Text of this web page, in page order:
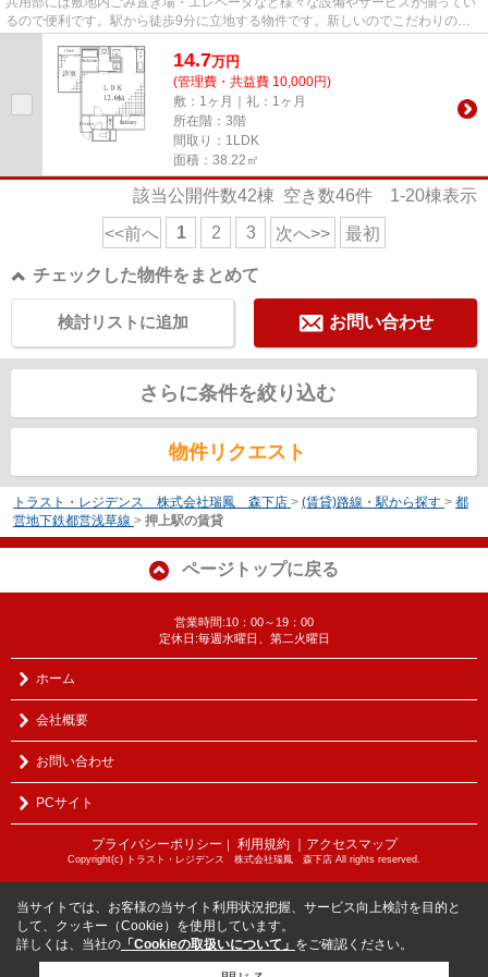
るので便利です。駅から徒歩9分に立地する物件です。新しいのでこだわりの多
14.7万円
(管理費・共益費 10,000円)
敷：1ヶ月｜礼：1ヶ月
所在階：3階
間取り：1LDK
面積：38.22㎡
該当公開件数42棟 空き数46件 1-20棟表示
<<前へ 1 2 3 次へ>> 最初
チェックした物件をまとめて
お問い合わせ
検討リストに追加
さらに条件を絞り込む
物件リクエスト
トラスト・レジデンス 株式会社瑞鳳 森下店 > (賃貸)路線・駅から探す > 都
営地下鉄都営浅草線 > 押上駅の賃貸
ページトップに戻る
営業時間:10：00～19：00
定休日:毎週水曜日、第二火曜日
ホーム
会社概要
お問い合わせ
PCサイト
プライバシーポリシー ｜ 利用規約 ｜アクセスマップ
Copyright(c) トラスト・レジデンス 株式会社瑞鳳 森下店 All rights reserved.
当サイトでは、お客様の当サイト利用状況把握、サービス向上検討を目的と
して、クッキー（Cookie）を使用しています。
詳しくは、当社の 「Cookieの取扱いについて」 をご確認ください。